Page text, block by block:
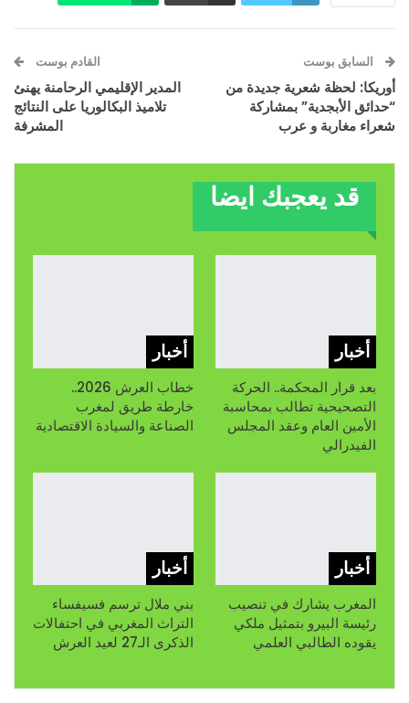
السابق بوست
أوريكا: لحظة شعرية جديدة من
“حدائق الأبجدية” بمشاركة
شعراء مغاربة و عرب
القادم بوست
المدير الإقليمي الرحامنة يهنئ
تلاميذ البكالوريا على النتائج
المشرفة
قد يعجبك ايضا
أخبار
بعد قرار المحكمة.. الحركة
التصحيحية تطالب بمحاسبة
الأمين العام وعقد المجلس
الفيدرالي
أخبار
خطاب العرش 2026..
خارطة طريق لمغرب
الصناعة والسيادة الاقتصادية
أخبار
المغرب يشارك في تنصيب
رئيسة البيرو بتمثيل ملكي
يقوده الطالبي العلمي
أخبار
بني ملال ترسم فسيفساء
التراث المغربي في احتفالات
الذكرى الـ27 لعيد العرش